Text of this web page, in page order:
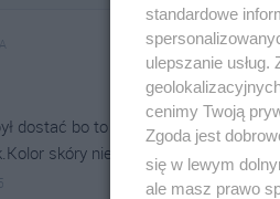
dostać bo to w końcu dzieciak ale
skóry nie ma tu żadnego
standardowe
ulepszanie
cenimy Twoją
Zgoda jest
się w lewym
ale masz prawo